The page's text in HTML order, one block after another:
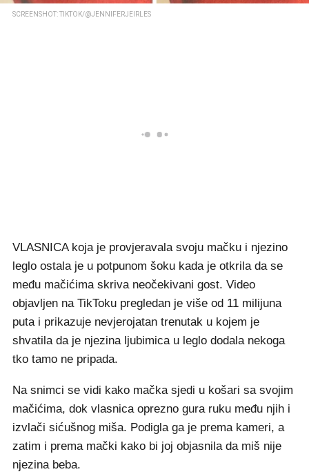
SCREENSHOT: TIKTOK/@JENNIFERJEIRLES
VLASNICA koja je provjeravala svoju mačku i njezino
leglo ostala je u potpunom šoku kada je otkrila da se
među mačićima skriva neočekivani gost. Video
objavljen na TikToku pregledan je više od 11 milijuna
puta i prikazuje nevjerojatan trenutak u kojem je
shvatila da je njezina ljubimica u leglo dodala nekoga
tko tamo ne pripada.
Na snimci se vidi kako mačka sjedi u košari sa svojim
mačićima, dok vlasnica oprezno gura ruku među njih i
izvlači sićušnog miša. Podigla ga je prema kameri, a
zatim i prema mački kako bi joj objasnila da miš nije
njezina beba.